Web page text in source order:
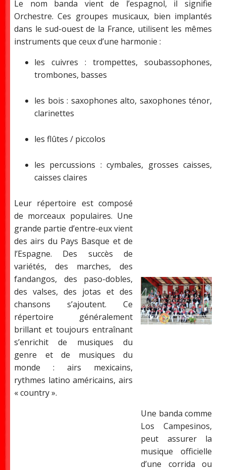
Le nom banda vient de l’espagnol, il signifie
Orchestre. Ces groupes musicaux, bien implantés
dans le sud-ouest de la France, utilisent les mêmes
instruments que ceux d’une harmonie :
les cuivres : trompettes, soubassophones,
trombones, basses
les bois : saxophones alto, saxophones ténor,
clarinettes
les flûtes / piccolos
les percussions : cymbales, grosses caisses,
caisses claires
Leur répertoire est composé
de morceaux populaires. Une
grande partie d’entre-eux vient
des airs du Pays Basque et de
l’Espagne. Des succès de
variétés, des marches, des
fandangos, des paso-dobles,
des valses, des jotas et des
chansons s’ajoutent. Ce
répertoire généralement
brillant et toujours entraînant
s’enrichit de musiques du
genre et de musiques du
monde : airs mexicains,
rythmes latino américains, airs
« country ».
Une banda comme
Los Campesinos,
peut assurer la
musique officielle
d’une corrida ou